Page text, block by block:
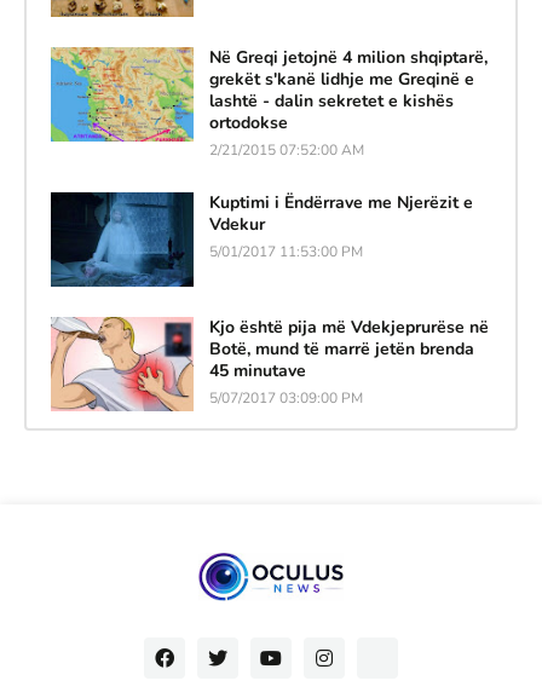
Në Greqi jetojnë 4 milion shqiptarë,
grekët s'kanë lidhje me Greqinë e
lashtë - dalin sekretet e kishës
ortodokse
2/21/2015 07:52:00 AM
Kuptimi i Ëndërrave me Njerëzit e
Vdekur
5/01/2017 11:53:00 PM
Kjo është pija më Vdekjeprurëse në
Botë, mund të marrë jetën brenda
45 minutave
5/07/2017 03:09:00 PM